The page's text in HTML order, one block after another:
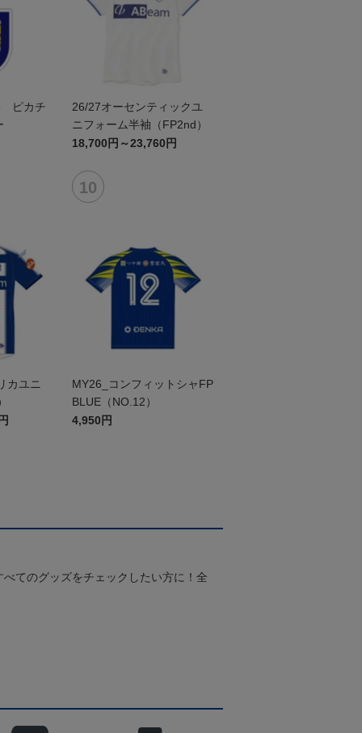
ピカチ
26/27オーセンティックユ
ニフォーム半袖（FP2nd）
18,700円～23,760円
カユニ
MY26_コンフィットシャFP
BLUE（NO.12）
4,950円
てのグッズをチェックしたい方に！全